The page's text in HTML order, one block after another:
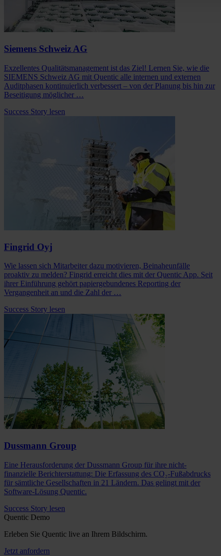
Siemens Schweiz AG
Exzellentes Qualitätsmanagement ist das Ziel! Lernen Sie, wie die
SIEMENS Schweiz AG mit Quentic alle internen und externen
Auditphasen kontinuierlich verbessert – von der Planung bis hin zur
Beseitigung möglicher …
Success Story lesen
Fingrid Oyj
Wie lassen sich Mitarbeiter dazu motivieren, Beinaheunfälle
proaktiv zu melden? Fingrid erreicht dies mit der Quentic App. Seit
ihrer Einführung gehört papiergebundenes Reporting der
Vergangenheit an und die Zahl der …
Success Story lesen
Dussmann Group
Eine Herausforderung der Dussmann Group für ihre nicht-
finanzielle Berichterstattung: Die Erfassung des CO₂-Fußabdrucks
für sämtliche Gesellschaften in 21 Ländern. Das gelingt mit der
Software-Lösung Quentic.
Success Story lesen
Quentic Demo
Erleben Sie Quentic live an Ihrem Bildschirm.
Jetzt anfordern